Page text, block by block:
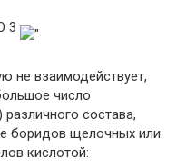
3
не взаимодействует,
число
состава,
боридов щелочных или
кислотой: